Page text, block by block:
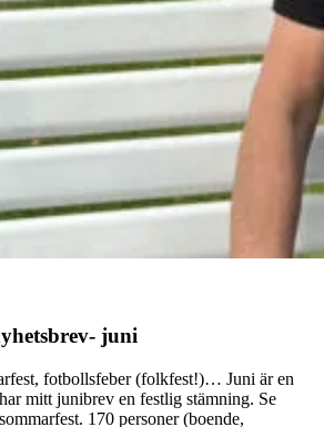
juni
fotbollsfeber (folkfest!)… Juni är en
mitt junibrev en festlig stämning. Se
170 personer (boende,